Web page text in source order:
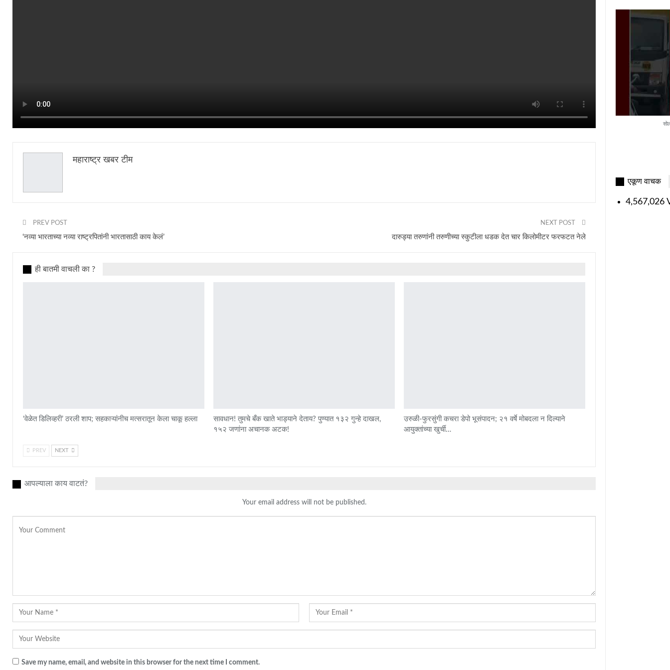
महाराष्ट्र खबर टीम
PREV POST
‘नव्या भारताच्या नव्या राष्ट्रपितांनी भारतासाठी काय केलं’
NEXT POST
दारुड्या तरुणांनी तरुणीच्या स्कुटीला धडक देत चार किलोमीटर फरफटत नेले
ही बातमी वाचली का ?
‘वेळेत डिलिव्हरी’ ठरली शाप; सहकाऱ्यांनीच मत्सरातून केला चाकू हल्ला
सावधान! तुमचे बँक खाते भाड्याने देताय? पुण्यात १३२ गुन्हे दाखल,
१५२ जणांना अचानक अटक!
उरुळी-फुरसुंगी कचरा डेपो भूसंपादन; २१ वर्षे मोबदला न दिल्याने
आयुक्तांच्या खुर्ची…
PREV NEXT
आपल्याला काय वाटतं?
Your email address will not be published.
Save my name, email, and website in this browser for the next time I comment.
एकूण वाचक
4,567,026